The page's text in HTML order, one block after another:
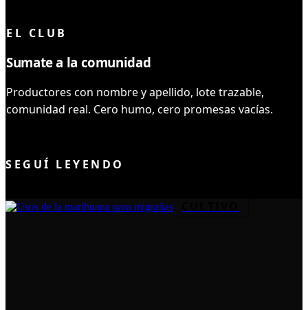
EL CLUB
Sumate a la comunidad
Productores con nombre y apellido, lote trazable,
comunidad real. Cero humo, cero promesas vacías.
SEGUÍ LEYENDO